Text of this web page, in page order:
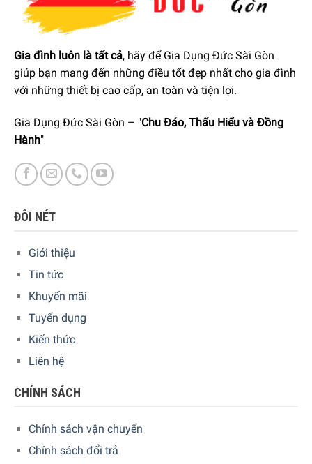
Gia đình luôn là tất cả, hãy để Gia Dụng Đức Sài Gòn
giúp bạn mang đến những điều tốt đẹp nhất cho gia đình
với những thiết bị cao cấp, an toàn và tiện lợi.
Gia Dụng Đức Sài Gòn – "Chu Đáo, Thấu Hiểu và Đồng
Hành"
ĐÔI NÉT
Giới thiệu
Tin tức
Khuyến mãi
Tuyển dụng
Kiến thức
Liên hệ
CHÍNH SÁCH
Chính sách vận chuyển
Chính sách đổi trả